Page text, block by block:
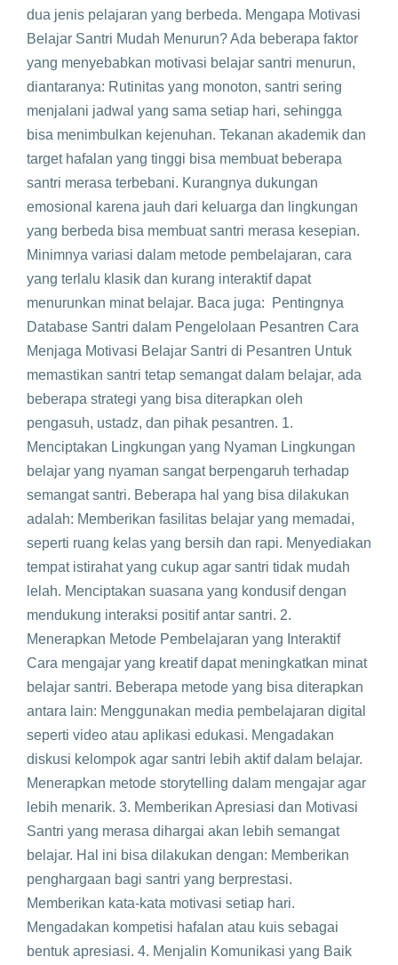
dua jenis pelajaran yang berbeda. Mengapa Motivasi
Belajar Santri Mudah Menurun? Ada beberapa faktor
yang menyebabkan motivasi belajar santri menurun,
diantaranya: Rutinitas yang monoton, santri sering
menjalani jadwal yang sama setiap hari, sehingga
bisa menimbulkan kejenuhan. Tekanan akademik dan
target hafalan yang tinggi bisa membuat beberapa
santri merasa terbebani. Kurangnya dukungan
emosional karena jauh dari keluarga dan lingkungan
yang berbeda bisa membuat santri merasa kesepian.
Minimnya variasi dalam metode pembelajaran, cara
yang terlalu klasik dan kurang interaktif dapat
menurunkan minat belajar. Baca juga: Pentingnya
Database Santri dalam Pengelolaan Pesantren Cara
Menjaga Motivasi Belajar Santri di Pesantren Untuk
memastikan santri tetap semangat dalam belajar, ada
beberapa strategi yang bisa diterapkan oleh
pengasuh, ustadz, dan pihak pesantren. 1.
Menciptakan Lingkungan yang Nyaman Lingkungan
belajar yang nyaman sangat berpengaruh terhadap
semangat santri. Beberapa hal yang bisa dilakukan
adalah: Memberikan fasilitas belajar yang memadai,
seperti ruang kelas yang bersih dan rapi. Menyediakan
tempat istirahat yang cukup agar santri tidak mudah
lelah. Menciptakan suasana yang kondusif dengan
mendukung interaksi positif antar santri. 2.
Menerapkan Metode Pembelajaran yang Interaktif
Cara mengajar yang kreatif dapat meningkatkan minat
belajar santri. Beberapa metode yang bisa diterapkan
antara lain: Menggunakan media pembelajaran digital
seperti video atau aplikasi edukasi. Mengadakan
diskusi kelompok agar santri lebih aktif dalam belajar.
Menerapkan metode storytelling dalam mengajar agar
lebih menarik. 3. Memberikan Apresiasi dan Motivasi
Santri yang merasa dihargai akan lebih semangat
belajar. Hal ini bisa dilakukan dengan: Memberikan
penghargaan bagi santri yang berprestasi.
Memberikan kata-kata motivasi setiap hari.
Mengadakan kompetisi hafalan atau kuis sebagai
bentuk apresiasi. 4. Menjalin Komunikasi yang Baik